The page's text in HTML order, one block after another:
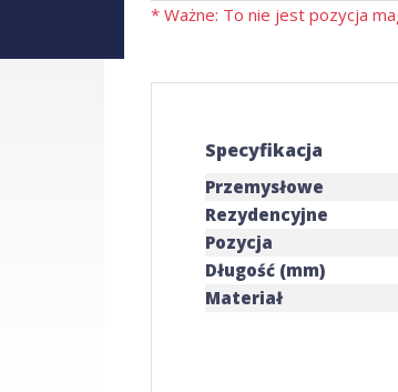
* Ważne: To nie jest pozycja
Specyfikacja
Przemysłowe
Rezydencyjne
Pozycja
Długość (mm)
Materiał